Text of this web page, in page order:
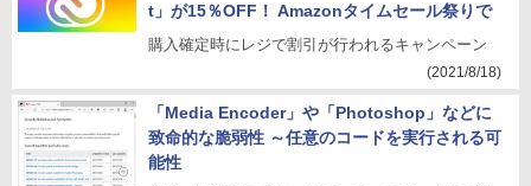
t」が15％OFF！ Amazonタイムセール祭りで
購入確定時にレジで割引が行われるキャンペーン
(2021/8/18)
「Media Encoder」や「Photoshop」などに
致命的な脆弱性 ～任意のコードを実行される可
能性